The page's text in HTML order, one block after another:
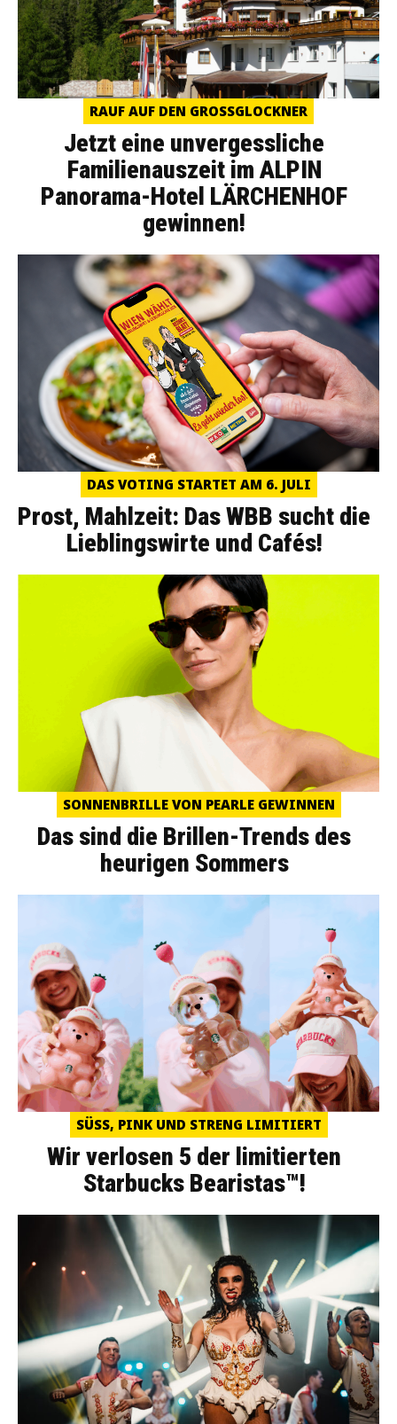
RAUF AUF DEN GROSSGLOCKNER
Jetzt eine unvergessliche
Familienauszeit im ALPIN
Panorama-Hotel LÄRCHENHOF
gewinnen!
DAS VOTING STARTET AM 6. JULI
Prost, Mahlzeit: Das WBB sucht die
Lieblingswirte und Cafés!
SONNENBRILLE VON PEARLE GEWINNEN
Das sind die Brillen-Trends des
heurigen Sommers
SÜSS, PINK UND STRENG LIMITIERT
Wir verlosen 5 der limitierten
Starbucks Bearistas™!